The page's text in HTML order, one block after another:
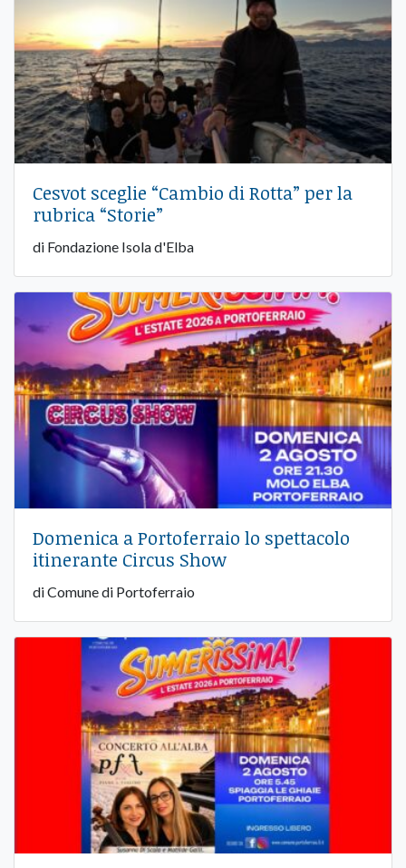
Cesvot sceglie “Cambio di Rotta” per la
rubrica “Storie”
di Fondazione Isola d'Elba
Domenica a Portoferraio lo spettacolo
itinerante Circus Show
di Comune di Portoferraio